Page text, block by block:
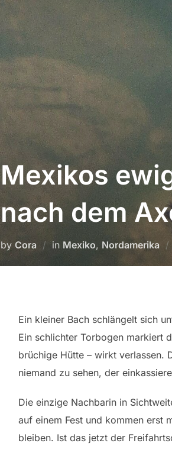
Mexikos
nach dem
by Cora in Mexiko, Nordamerika
Ein kleiner Bach schlängelt sich
Ein schlichter Torbogen markiert
brüchige Hütte – wirkt verlassen.
niemand zu sehen, der
Die einzige Nachbarin in
auf einem Fest und kommen erst
bleiben. Ist das jetzt der